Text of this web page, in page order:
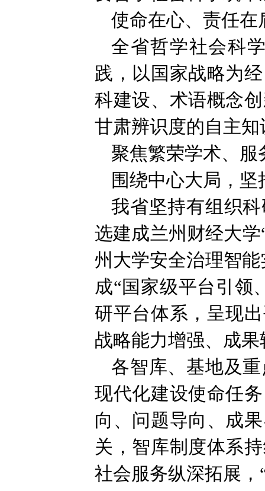
使命在心、责任在
全省哲学社会科
践，以国家战略为
科建设、术语概念
甘肃辨识度的自主
聚焦繁荣学术、
围绕中心大局，
我省坚持有组织
选建成兰州财经大
州大学安全治理智
成“国家级平台引领
研平台体系，呈现
战略能力增强、成
各智库、基地及
现代化建设使命任
向、问题导向、成
关，智库制度体系
社会服务纵深拓展，